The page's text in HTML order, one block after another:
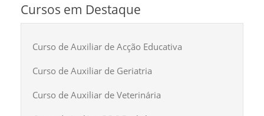
Cursos em Destaque
Curso de Auxiliar de Acção Educativa
Curso de Auxiliar de Geriatria
Curso de Auxiliar de Veterinária